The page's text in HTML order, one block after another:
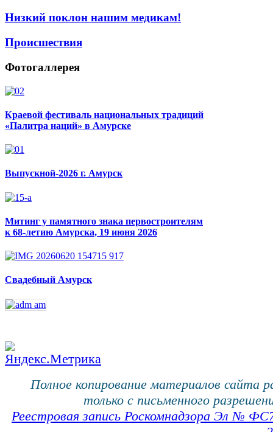
Низкий поклон нашим медикам!
Происшествия
Фотогаллерея
Краевой фестиваль национальных традиций
«Палитра наций» в Амурске
Выпускной-2026 г. Амурск
Митинг у памятного знака первостроителям
к 68-летию Амурска, 19 июня 2026
Свадебный Амурск
Полное копирование материалов сайта
только с письменного
Реестровая запись Роскомнадзора Эл №